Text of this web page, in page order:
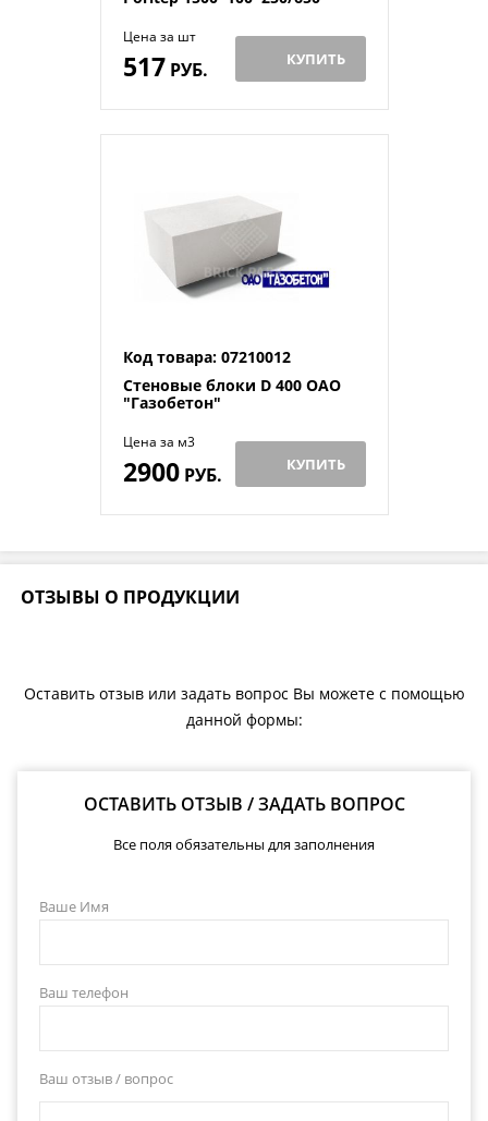
Цена за шт
517 РУБ. КУПИТЬ
Код товара: 07210012
Стеновые блоки D 400 ОАО
"Газобетон"
Цена за м3
2900РУБ. КУПИТЬ
ОТЗЫВЫ О ПРОДУКЦИИ
Оставить отзыв или задать вопрос Вы можете с помощью
данной формы:
ОСТАВИТЬ ОТЗЫВ / ЗАДАТЬ ВОПРОС
Все поля обязательны для заполнения
Ваше Имя
Ваш телефон
Ваш отзыв / вопрос